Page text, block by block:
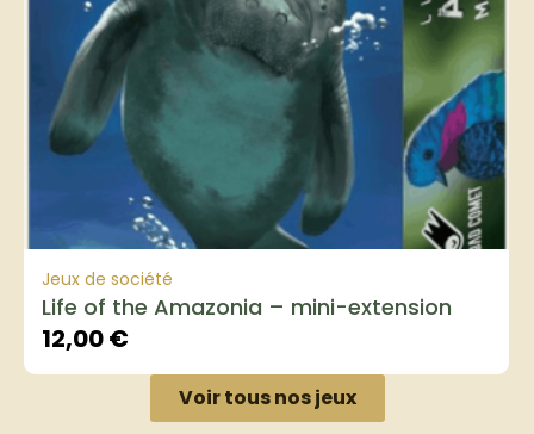
Jeux de société
Life of the Amazonia – mini-extension
12,00€
Voir tous nos jeux